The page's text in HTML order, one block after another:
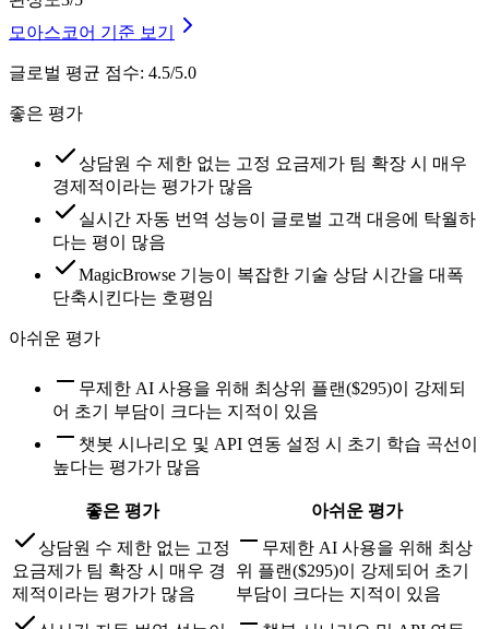
모아스코어 기준 보기
글로벌 평균 점수: 4.5/5.0
좋은 평가
상담원 수 제한 없는 고정 요금제가 팀 확장 시 매우
경제적이라는 평가가 많음
실시간 자동 번역 성능이 글로벌 고객 대응에 탁월하
다는 평이 많음
MagicBrowse 기능이 복잡한 기술 상담 시간을 대폭
단축시킨다는 호평임
아쉬운 평가
무제한 AI 사용을 위해 최상위 플랜($295)이 강제되
어 초기 부담이 크다는 지적이 있음
챗봇 시나리오 및 API 연동 설정 시 초기 학습 곡선이
높다는 평가가 많음
좋은 평가
아쉬운 평가
상담원 수 제한 없는 고정
요금제가 팀 확장 시 매우 경
제적이라는 평가가 많음
무제한 AI 사용을 위해 최상
위 플랜($295)이 강제되어 초기
부담이 크다는 지적이 있음